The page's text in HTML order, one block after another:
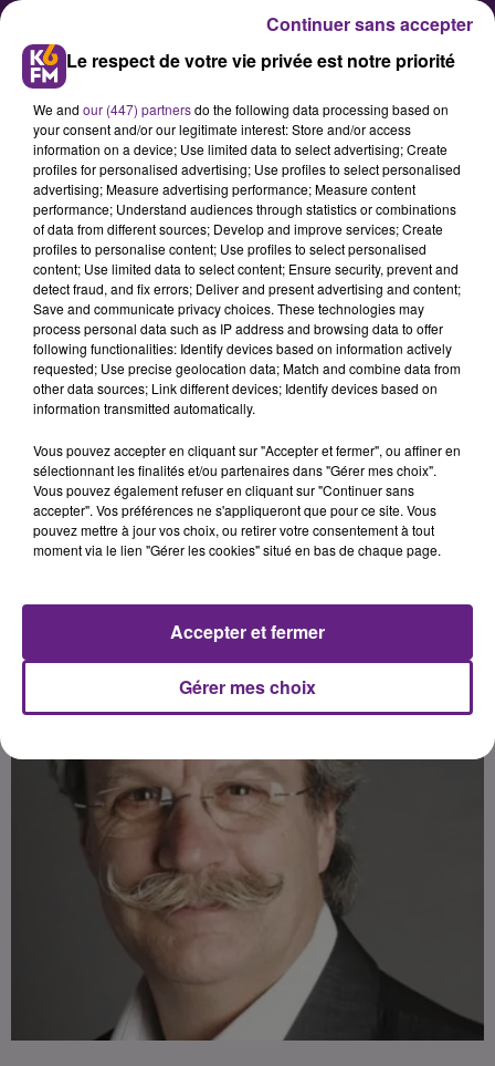
Michel Neugnot mis en examen
C’est via les réseaux sociaux que le
secrétaire fédéral du Parti
socialiste en Côte-d’Or et premier
vice-président du conseil régional
Bourgogne-Franche-Comté a
Publié : 28 novembre 2017 à 13h44 par Franck PELLOUX
Le respect de votre vie privée est notre priorité
We and our (447) partnersdo the following data processing based on
your consent and/or our legitimate interest: Store and/or access
information on a device; Use limited data to select advertising; Create
profiles for personalised advertising; Use profiles to select personalised
advertising; Measure advertising performance; Measure content
performance; Understand audiences through statistics or combinations
of data from different sources; Develop and improve services; Create
profiles to personalise content; Use profiles to select personalised
content; Use limited data to select content; Ensure security, prevent and
detect fraud, and fix errors; Deliver and present advertising and content;
Save and communicate privacy choices. These technologies may
process personal data such as IP address and browsing data to offer
following functionalities: Identify devices based on information actively
requested; Use precise geolocation data; Match and combine data from
other data sources; Link different devices; Identify devices based on
information transmitted automatically.
Vous pouvez accepter en cliquant sur "Accepter et fermer", ou affiner en
sélectionnant les finalités et/ou partenaires dans "Gérer mes choix".
Vous pouvez également refuser en cliquant sur "Continuer sans
accepter". Vos préférences ne s'appliqueront que pour ce site. Vous
pouvez mettre à jour vos choix, ou retirer votre consentement à tout
moment via le lien "Gérer les cookies" situé en bas de chaque page.
Gérer mes choix
Accepter et fermer
Continuer sans accepter